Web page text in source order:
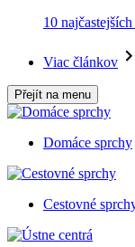
10
Viac článkov
Přejít na menu
Domáce sprchy
Cestovné